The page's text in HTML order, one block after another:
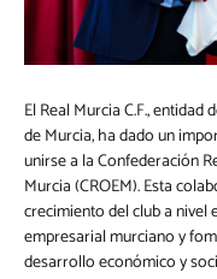
El Real Murcia C.F.,
de Murcia, ha dado un
unirse a la Confederación
Murcia (CROEM). Esta
crecimiento del club a nivel
empresarial murciano y
desarrollo económico y